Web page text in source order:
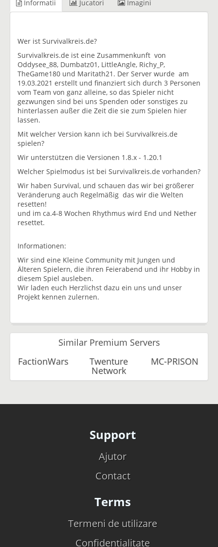
Informatii Jucatori Imagini
Wer ist Survivalkreis.de?
Survivalkreis.de ist eine Zusammenkunft von
Oddysee_88, Dumbatz01, LittleAngle, Richy_P,
TheGame180 und Maritath21. Der Server wurde am
19.03.2021 erstellt und finanziert sich durch 3 Personen
vom Team von ganz alleine, so das Spieler nicht
gezwungen sind bei uns Spenden oder sonstiges zu
hinterlassen außer die Zeit die sie zum Spielen hier
lassen.
Mit welcher Version kann ich bei Survivalkreis.de
spielen?
Wir unterstützen die Versionen 1.8.x - 1.20.1
Welcher Spielmodus ist bei Survivalkreis.de vorhanden?
Wir haben Survival, und schauen das wir bei größerer
Veränderung auch Regelmäßig das wir die Welten
resetten!
und im ca.4-8 Wochen Rhythmus wird End und Nether
resettet.
Informationen:
Wir sind eine Kleine Community mit Jungen und
Älteren Spielern, die ihren Feierabend und ihr Hobby in
diesem Spiel ausleben.
Wir laden euch Herzlichst dazu ein uns und unser
Projekt kennen zulernen.
Similar Premium Servers
FactionWars
Twenture
Network
MC-PRISON
Support
Ajutor
Contact
Terms
Termeni de utilizare
Confidentialitate